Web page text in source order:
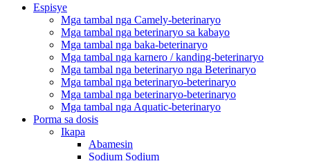
Espisye
Mga tambal nga Camely-beterinaryo
Mga tambal nga beterinaryo sa kabayo
Mga tambal nga baka-beterinaryo
Mga tambal nga karnero / kanding-beterinaryo
Mga tambal nga beterinaryo nga Beterinaryo
Mga tambal nga beterinaryo-beterinaryo
Mga tambal nga beterinaryo-beterinaryo
Mga tambal nga Aquatic-beterinaryo
Porma sa dosis
Ikapa
Abamesin
Sodium Sodium